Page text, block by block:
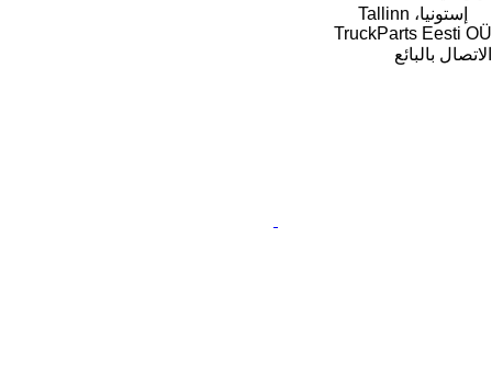
إستونيا، Tallinn
TruckParts Eesti OÜ
الاتصال بالبائع